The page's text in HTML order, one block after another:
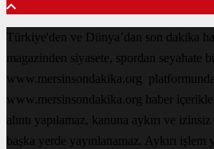
Türkiye'den ve Dünya’dan son dakika
magazinden siyasete, spordan seyahate
www.mersinsondakika.org
www.mersinsondakika.org haber
alıntı yapılamaz, kanuna aykırı ve
başka yerde yayınlanamaz. Aykırı